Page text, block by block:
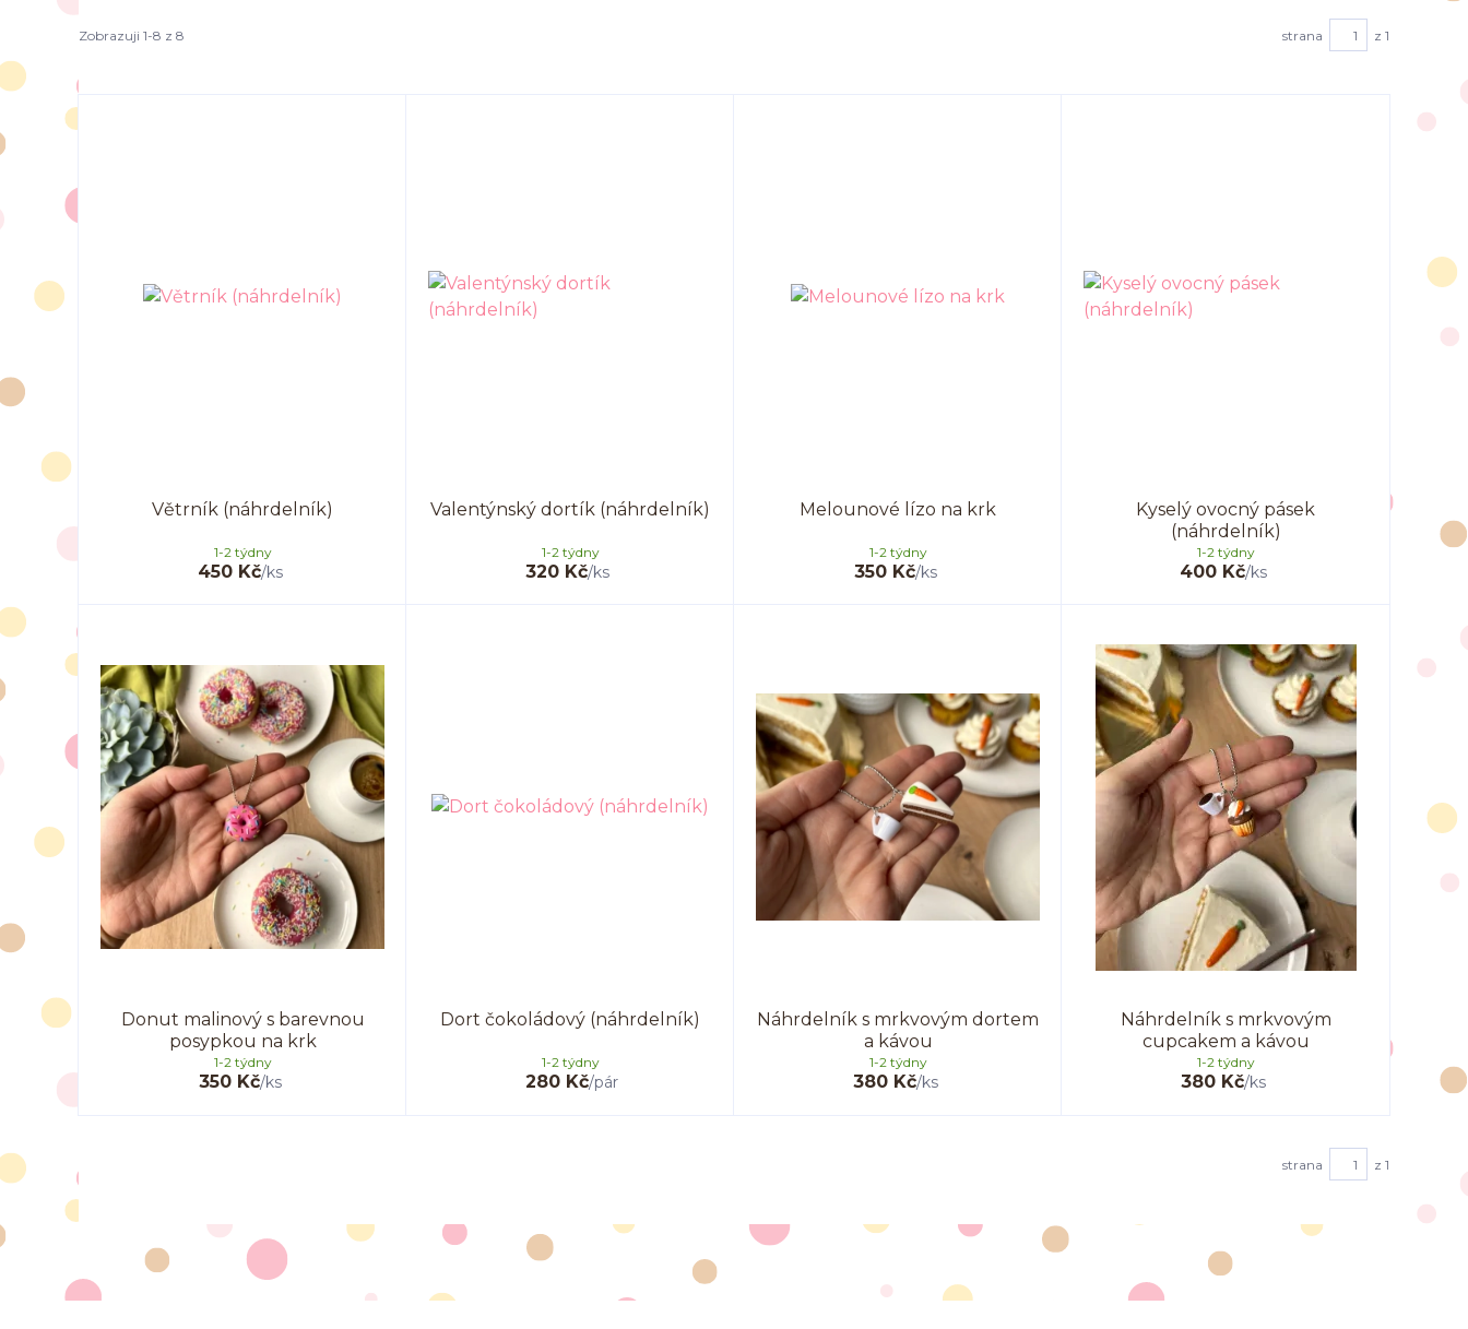
Zobrazuji 1-8 z 8 strana z 1
Větrník (náhrdelník)
450 Kč/ks
1-2 týdny
Valentýnský dortík (náhrdelník)
320 Kč/ks
1-2 týdny
Melounové lízo na krk
350 Kč/ks
1-2 týdny
Kyselý ovocný pásek
(náhrdelník)
400 Kč/ks
1-2 týdny
Donut malinový s barevnou
posypkou na krk
350 Kč/ks
1-2 týdny
Dort čokoládový (náhrdelník)
280 Kč/pár
1-2 týdny
Náhrdelník s mrkvovým dortem
a kávou
380 Kč/ks
1-2 týdny
Náhrdelník s mrkvovým
cupcakem a kávou
380 Kč/ks
1-2 týdny
strana z 1